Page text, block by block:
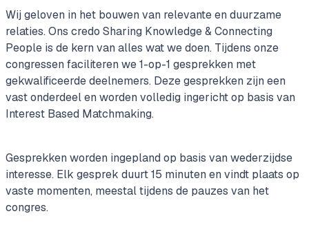
Wij geloven in het bouwen van relevante en duurzame
relaties. Ons credo Sharing Knowledge & Connecting
People is de kern van alles wat we doen. Tijdens onze
congressen faciliteren we 1-op-1 gesprekken met
gekwalificeerde deelnemers. Deze gesprekken zijn een
vast onderdeel en worden volledig ingericht op basis van
Interest Based Matchmaking.
Gesprekken worden ingepland op basis van wederzijdse
interesse. Elk gesprek duurt 15 minuten en vindt plaats op
vaste momenten, meestal tijdens de pauzes van het
congres.